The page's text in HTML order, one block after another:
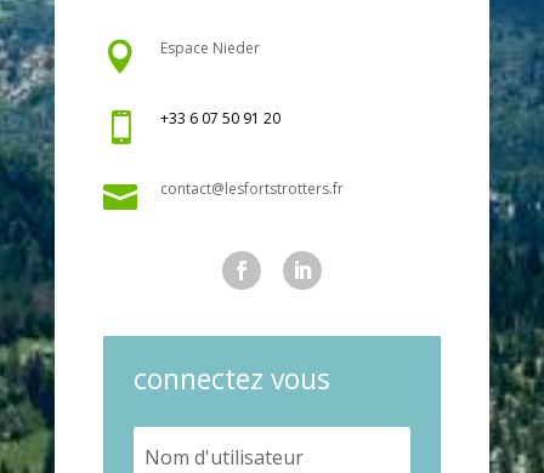
 Espace Nieder
 +33 6 07 50 91 20
 contact@lesfortstrotters.fr
connectez vous